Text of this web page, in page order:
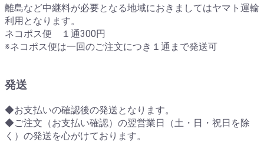
離島など中継料が必要となる地域におきましてはヤマト運輸
利用となります。
ネコポス便 １通300円
※ネコポス便は一回のご注文につき１通まで発送可
発送
◆お支払いの確認後の発送となります。
◆ご注文（お支払い確認）の翌営業日（土・日・祝日を除
く）の発送を心がけております。